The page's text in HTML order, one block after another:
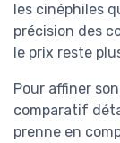
les cinéphiles
précision des
le prix reste
Pour affiner
comparatif
prenne en